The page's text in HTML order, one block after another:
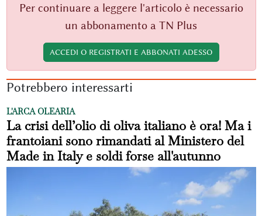
Per continuare a leggere l'articolo è necessario
un abbonamento a TN Plus
ACCEDI O REGISTRATI E ABBONATI ADESSO
Potrebbero interessarti
L'ARCA OLEARIA
La crisi dell’olio di oliva italiano è ora! Ma i
frantoiani sono rimandati al Ministero del
Made in Italy e soldi forse all'autunno